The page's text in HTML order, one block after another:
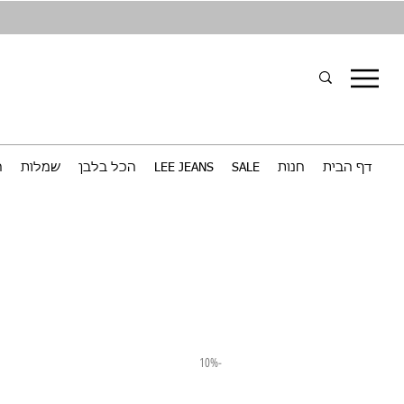
דף הבית חנות SALE
LEE JEANS הכל בלבן שמלות
-10%